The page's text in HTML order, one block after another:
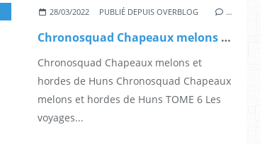
FANTASTIQUE,ALBUM, SCIENCE-FICTION
28/03/2022 PUBLIÉ DEPUIS OVERBLOG …
Chronosquad Chapeaux melons et hordes de Huns
Chronosquad Chapeaux melons et
hordes de Huns Chronosquad Chapeaux
melons et hordes de Huns TOME 6 Les
voyages...